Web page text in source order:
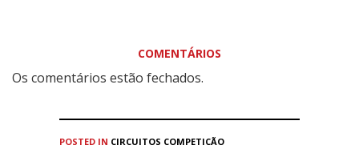
COMENTÁRIOS
Os comentários estão fechados.
POSTED IN CIRCUITOS COMPETIÇÃO